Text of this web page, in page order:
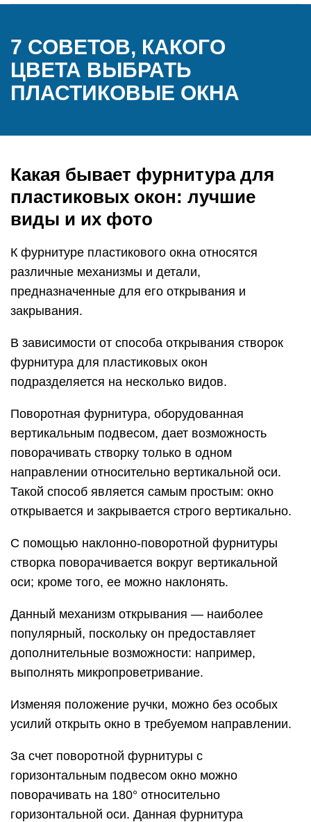
7 СОВЕТОВ, КАКОГО
ЦВЕТА ВЫБРАТЬ
ПЛАСТИКОВЫЕ ОКНА
Какая бывает фурнитура для
пластиковых окон: лучшие
виды и их фото
К фурнитуре пластикового окна относятся
различные механизмы и детали,
предназначенные для его открывания и
закрывания.
В зависимости от способа открывания створок
фурнитура для пластиковых окон
подразделяется на несколько видов.
Поворотная фурнитура, оборудованная
вертикальным подвесом, дает возможность
поворачивать створку только в одном
направлении относительно вертикальной оси.
Такой способ является самым простым: окно
открывается и закрывается строго вертикально.
С помощью наклонно-поворотной фурнитуры
створка поворачивается вокруг вертикальной
оси; кроме того, ее можно наклонять.
Данный механизм открывания — наиболее
популярный, поскольку он предоставляет
дополнительные возможности: например,
выполнять микропроветривание.
Изменяя положение ручки, можно без особых
усилий открыть окно в требуемом направлении.
За счет поворотной фурнитуры с
горизонтальным подвесом окно можно
поворачивать на 180° относительно
горизонтальной оси. Данная фурнитура